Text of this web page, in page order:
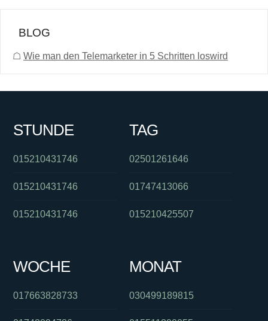
BLOG
☖ Wie man den Telemarketer in 5 Schritten loswird
STUNDE
015210431746
015210431746
015210431746
TAG
02501261646
01747413066
015210425507
WOCHE
017663828733
MONAT
030499189815